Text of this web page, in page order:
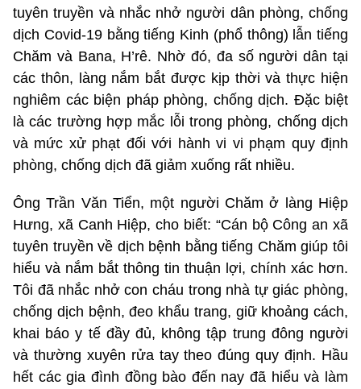
tuyên truyền và nhắc nhở người dân phòng, chống
dịch Covid-19 bằng tiếng Kinh (phổ thông) lẫn tiếng
Chăm và Bana, H’rê. Nhờ đó, đa số người dân tại
các thôn, làng nắm bắt được kịp thời và thực hiện
nghiêm các biện pháp phòng, chống dịch. Đặc biệt
là các trường hợp mắc lỗi trong phòng, chống dịch
và mức xử phạt đối với hành vi vi phạm quy định
phòng, chống dịch đã giảm xuống rất nhiều.
Ông Trần Văn Tiển, một người Chăm ở làng Hiệp
Hưng, xã Canh Hiệp, cho biết: “Cán bộ Công an xã
tuyên truyền về dịch bệnh bằng tiếng Chăm giúp tôi
hiểu và nắm bắt thông tin thuận lợi, chính xác hơn.
Tôi đã nhắc nhở con cháu trong nhà tự giác phòng,
chống dịch bệnh, đeo khẩu trang, giữ khoảng cách,
khai báo y tế đầy đủ, không tập trung đông người
và thường xuyên rửa tay theo đúng quy định. Hầu
hết các gia đình đồng bào đến nay đã hiểu và làm